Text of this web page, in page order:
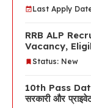
Last Apply
RRB ALP
Vacancy,
Status: New
10th Pass
सरकारी और